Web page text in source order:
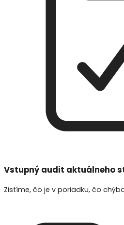
Vstupný audit aktuálneho
Zistíme, čo je v poriadku, čo